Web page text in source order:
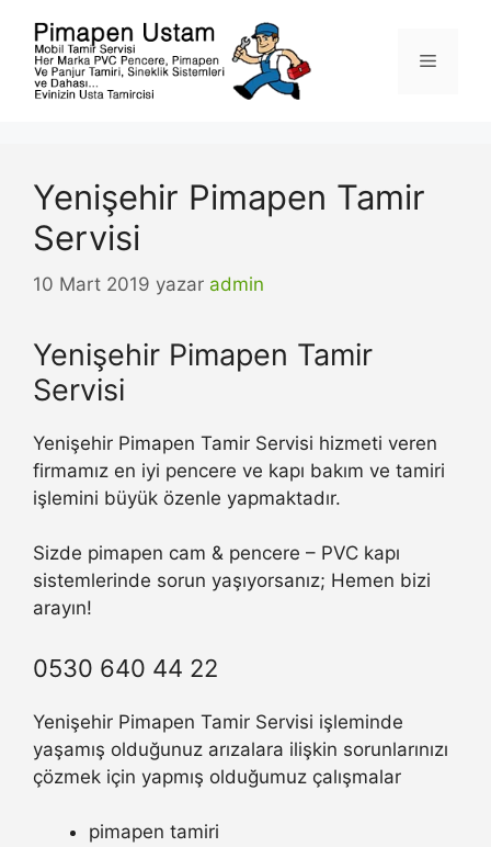
Menü
Yenişehir Pimapen Tamir
Servisi
10 Mart 2019 yazar admin
Yenişehir Pimapen Tamir
Servisi
Yenişehir Pimapen Tamir Servisi hizmeti veren
firmamız en iyi pencere ve kapı bakım ve tamiri
işlemini büyük özenle yapmaktadır.
Sizde pimapen cam & pencere – PVC kapı
sistemlerinde sorun yaşıyorsanız; Hemen bizi
arayın!
0530 640 44 22
Yenişehir Pimapen Tamir Servisi işleminde
yaşamış olduğunuz arızalara ilişkin sorunlarınızı
çözmek için yapmış olduğumuz çalışmalar
pimapen tamiri